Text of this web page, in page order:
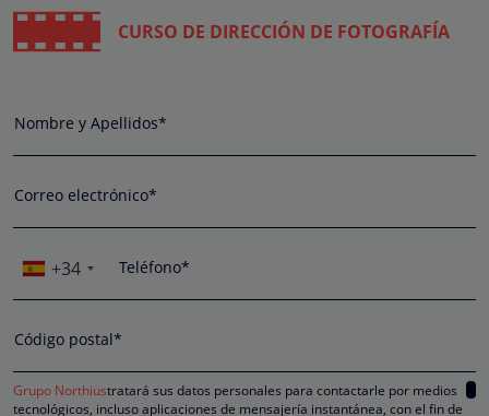
CURSO DE DIRECCIÓN DE FOTOGRAFÍA
Nombre y Apellidos*
Correo electrónico*
+34 Teléfono*
Código postal*
Grupo Northiustratará sus datos personales para contactarle por medios
tecnológicos, incluso aplicaciones de mensajería instantánea, con el fin de